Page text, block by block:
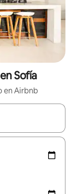
Sofía
en Airbnb
podrás navegar